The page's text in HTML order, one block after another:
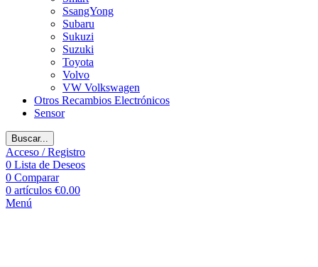
SsangYong
Subaru
Sukuzi
Suzuki
Toyota
Volvo
VW Volkswagen
Otros Recambios Electrónicos
Sensor
Buscar...
Acceso / Registro
0 Lista de Deseos
0 Comparar
0 artículos €0.00
Menú